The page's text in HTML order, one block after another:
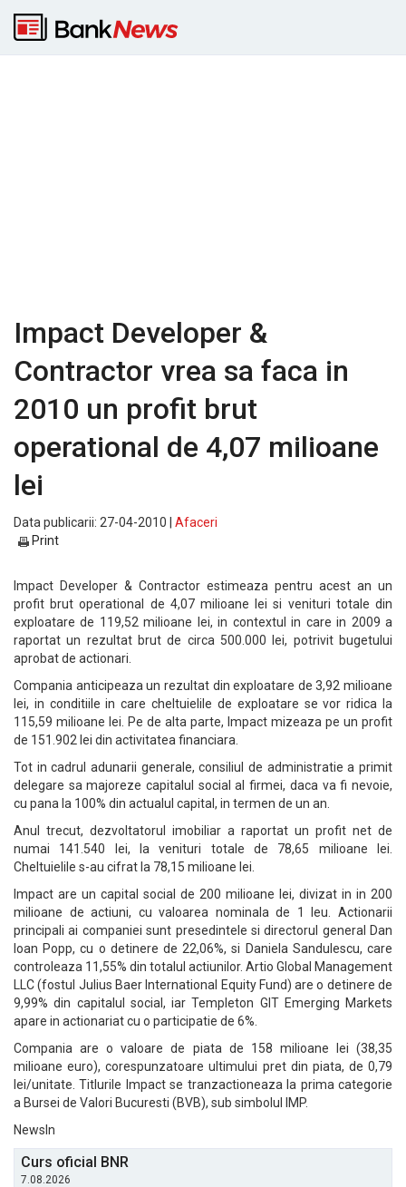
Impact Developer &
Contractor vrea sa faca in
2010 un profit brut
operational de 4,07 milioane
lei
Data publicarii: 27-04-2010 | Afaceri
Print
Impact Developer & Contractor estimeaza pentru acest an un
profit brut operational de 4,07 milioane lei si venituri totale din
exploatare de 119,52 milioane lei, in contextul in care in 2009 a
raportat un rezultat brut de circa 500.000 lei, potrivit bugetului
aprobat de actionari.
Compania anticipeaza un rezultat din exploatare de 3,92 milioane
lei, in conditiile in care cheltuielile de exploatare se vor ridica la
115,59 milioane lei. Pe de alta parte, Impact mizeaza pe un profit
de 151.902 lei din activitatea financiara.
Tot in cadrul adunarii generale, consiliul de administratie a primit
delegare sa majoreze capitalul social al firmei, daca va fi nevoie,
cu pana la 100% din actualul capital, in termen de un an.
Anul trecut, dezvoltatorul imobiliar a raportat un profit net de
numai 141.540 lei, la venituri totale de 78,65 milioane lei.
Cheltuielile s-au cifrat la 78,15 milioane lei.
Impact are un capital social de 200 milioane lei, divizat in in 200
milioane de actiuni, cu valoarea nominala de 1 leu. Actionarii
principali ai companiei sunt presedintele si directorul general Dan
Ioan Popp, cu o detinere de 22,06%, si Daniela Sandulescu, care
controleaza 11,55% din totalul actiunilor. Artio Global Management
LLC (fostul Julius Baer International Equity Fund) are o detinere de
9,99% din capitalul social, iar Templeton GIT Emerging Markets
apare in actionariat cu o participatie de 6%.
Compania are o valoare de piata de 158 milioane lei (38,35
milioane euro), corespunzatoare ultimului pret din piata, de 0,79
lei/unitate. Titlurile Impact se tranzactioneaza la prima categorie
a Bursei de Valori Bucuresti (BVB), sub simbolul IMP.
NewsIn
Curs oficial BNR
7.08.2026